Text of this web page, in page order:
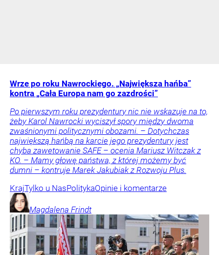
Wrze po roku Nawrockiego. „Największa hańba”
kontra „Cała Europa nam go zazdrości”
Po pierwszym roku prezydentury nic nie wskazuje na to,
żeby Karol Nawrocki wyciszył spory między dwoma
zwaśnionymi politycznymi obozami. – Dotychczas
największą hańbą na karcie jego prezydentury jest
chyba zawetowanie SAFE – ocenia Mariusz Witczak z
KO. – Mamy głowę państwa, z której możemy być
dumni – kontruje Marek Jakubiak z Rozwoju Plus.
KrajTylko u NasPolitykaOpinie i komentarze
Magdalena Frindt